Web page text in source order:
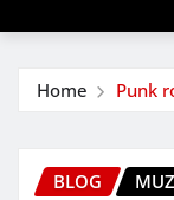
Home Punk
BLOG